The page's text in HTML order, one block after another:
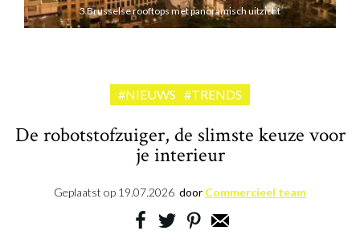
3 Brusselse rooftops met panoramisch uitzicht
#NIEUWS #TRENDS
De robotstofzuiger, de slimste keuze voor
je interieur
Geplaatst op 19.07.2026 door Commercieel team